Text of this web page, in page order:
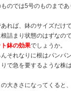
のでは5号のものまであ
れば、鉢のサイズだけ
詰まり状態のはずなの
鉢の効果でしょうか。
んそれなりに根はパンパ
で急を要するような株
大きさになってくると